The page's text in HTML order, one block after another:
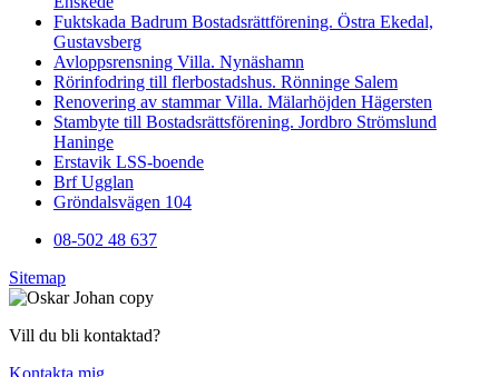
Fuktskada Badrum Bostadsrättförening. Östra Ekedal,
Gustavsberg
Avloppsrensning Villa. Nynäshamn
Rörinfodring till flerbostadshus. Rönninge Salem
Renovering av stammar Villa. Mälarhöjden Hägersten
Stambyte till Bostadsrättsförening. Jordbro Strömslund
Haninge
Erstavik LSS-boende
Brf Ugglan
Gröndalsvägen 104
08-502 48 637
Sitemap
Vill du bli kontaktad?
Kontakta mig